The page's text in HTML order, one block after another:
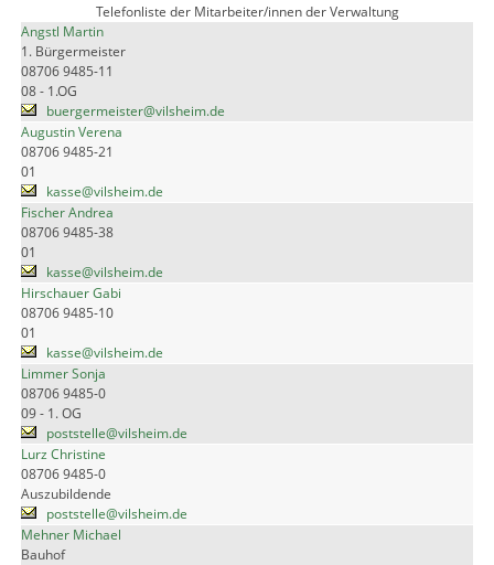
Telefonliste der Mitarbeiter/innen der Verwaltung
Angstl Martin
1. Bürgermeister
08706 9485-11
08 - 1.OG
buergermeister@vilsheim.de
Augustin Verena
08706 9485-21
01
kasse@vilsheim.de
Fischer Andrea
08706 9485-38
01
kasse@vilsheim.de
Hirschauer Gabi
08706 9485-10
01
kasse@vilsheim.de
Limmer Sonja
08706 9485-0
09 - 1. OG
poststelle@vilsheim.de
Lurz Christine
08706 9485-0
Auszubildende
poststelle@vilsheim.de
Mehner Michael
Bauhof